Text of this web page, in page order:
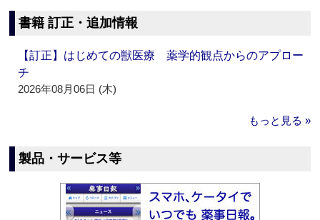
書籍 訂正・追加情報
【訂正】はじめての獣医療 薬学的観点からのアプロー
チ
2026年08月06日 (木)
もっと見る »
製品・サービス等